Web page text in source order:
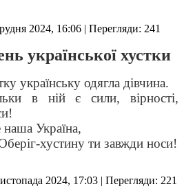
2024, 16:06 | Перегляди: 241
української хустки
українську одягла дівчина.
в ній є сили, вірності,
Україна,
ти завжди носи!
2024, 17:03 | Перегляди: 221